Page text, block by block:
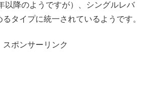
以降のようですが）、シングルレバ
タイプに統一されているようです。
スポンサーリンク